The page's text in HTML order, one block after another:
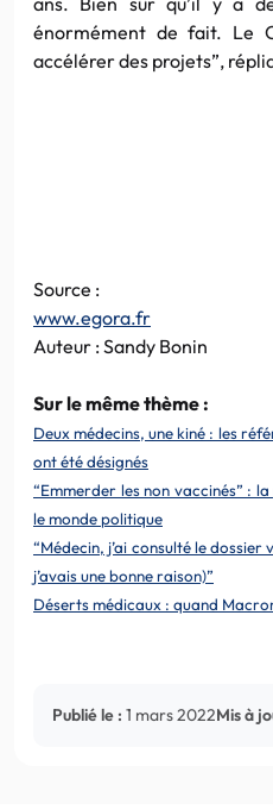
énormément de fait. Le
accélérer des projets”,
Source :
www.egora.fr
Auteur : Sandy Bonin
Sur le même thème :
Deux médecins, une kiné : les
ont été désignés
“Emmerder les non vaccinés” :
le monde politique
“Médecin, j’ai consulté le
j’avais une bonne raison)”
Déserts médicaux : quand
Publié le : 1 mars 2022Mis à